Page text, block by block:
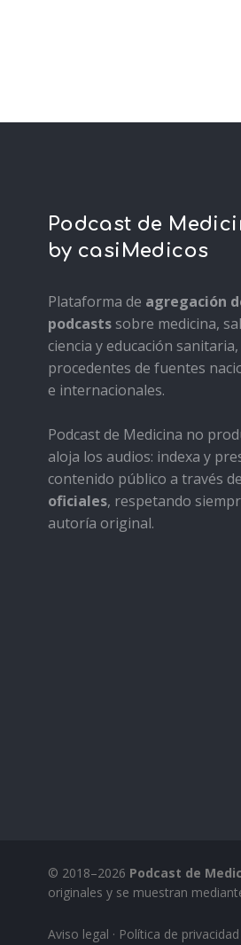
Podcast de
by casiMedicos
Plataforma de agregación
podcastssobre medicina,
ciencia y educación sanitaria,
procedentes de fuentes
e internacionales.
Podcast de Medicina no
aloja los audios: indexa y
contenido público a través de
oficiales, respetando
autoría original.
© 2018–2026 Podcast de
originales y se muestran
Aviso legal · Política de privacidad